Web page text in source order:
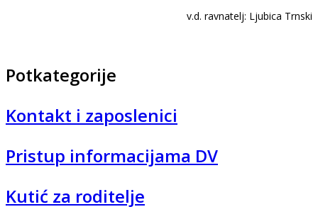
v.d. ravnatelj: Ljubica Trnski
Potkategorije
Kontakt i zaposlenici
Pristup informacijama DV
Kutić za roditelje